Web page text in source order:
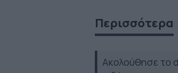
Περισσότερα
Ακολούθησε το